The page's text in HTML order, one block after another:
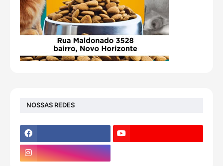
NOSSAS REDES